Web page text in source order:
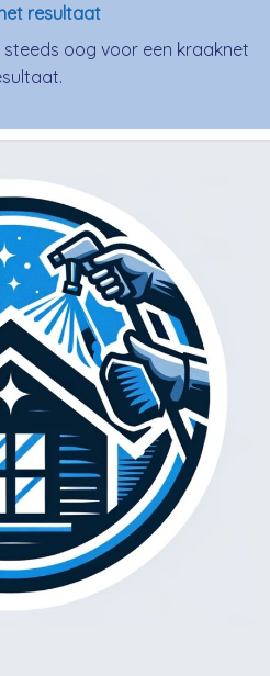
resultaat
oog voor een kraaknet